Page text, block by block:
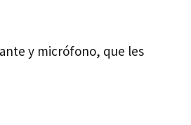
y micrófono, que les